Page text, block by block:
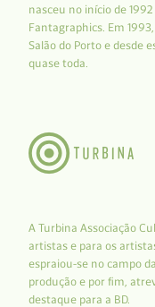
nasceu no início de
Fantagraphics. Em
Salão do Porto e desde
quase toda.
A Turbina Associação
artistas e para os
espraiou-se no campo
produção e por fim,
destaque para a BD.